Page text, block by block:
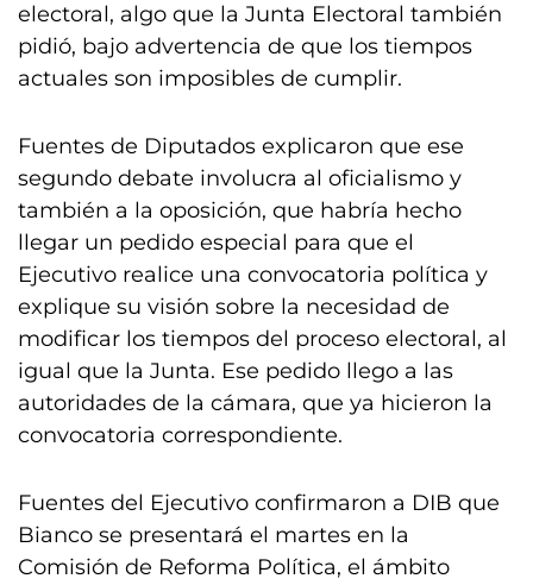
electoral, algo que la Junta Electoral también
pidió, bajo advertencia de que los tiempos
actuales son imposibles de cumplir.
Fuentes de Diputados explicaron que ese
segundo debate involucra al oficialismo y
también a la oposición, que habría hecho
llegar un pedido especial para que el
Ejecutivo realice una convocatoria política y
explique su visión sobre la necesidad de
modificar los tiempos del proceso electoral, al
igual que la Junta. Ese pedido llego a las
autoridades de la cámara, que ya hicieron la
convocatoria correspondiente.
Fuentes del Ejecutivo confirmaron a DIB que
Bianco se presentará el martes en la
Comisión de Reforma Política, el ámbito